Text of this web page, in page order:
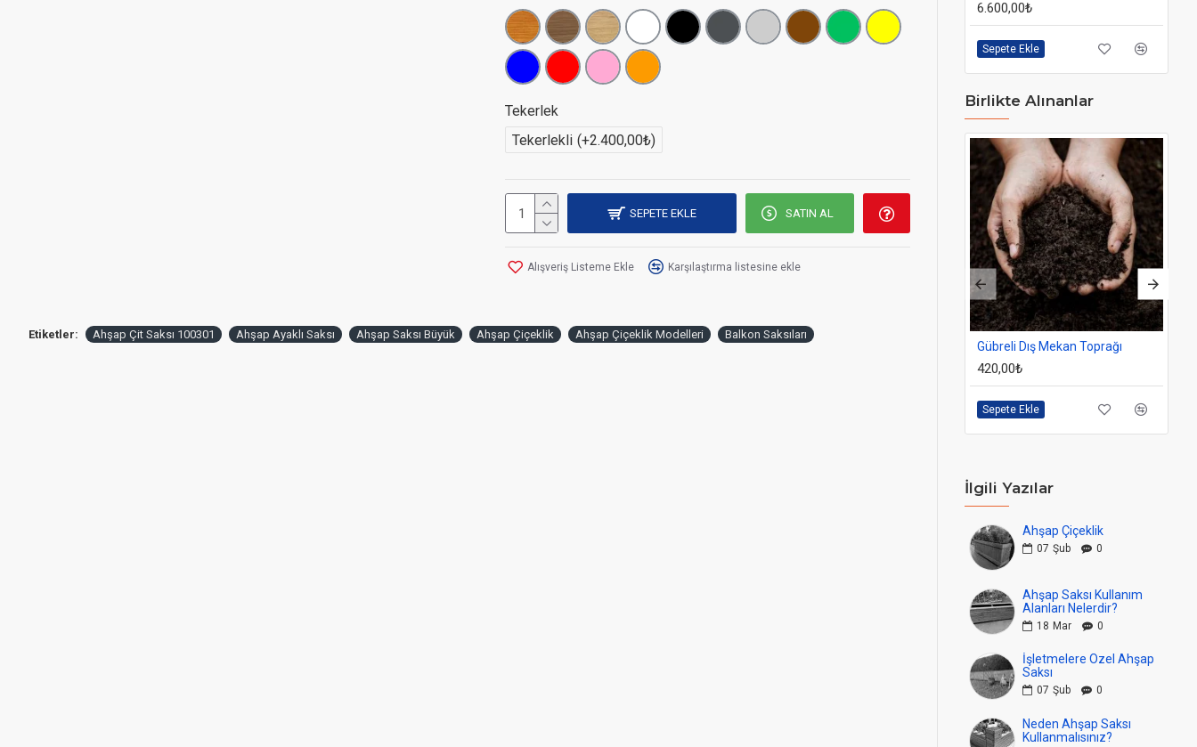
Ölçü: 40x100 h:50
İstediğiniz ölçülerde üretim yapılmaktadır.*
Tekerlek
Tekerlekli (+2.400,00₺)
SEPETE EKLE SATIN AL
Alışveriş Listeme Ekle Karşılaştırma listesine ekle
Etiketler: Ahşap Çit Saksı 100301 Ahşap Ayaklı Saksı Ahşap Saksı Büyük Ahşap Çiçeklik Ahşap Çiçeklik Modelleri Balkon Saksıları
6.600,00₺
Sepete Ekle
Birlikte Alınanlar
Gübreli Dış Mekan Toprağı
420,00₺
Sepete Ekle
İlgili Yazılar
Ahşap Çiçeklik
07 Şub 0
Ahşap Saksı Kullanım
Alanları Nelerdir?
18 Mar 0
İşletmelere Özel Ahşap
Saksı
07 Şub 0
Neden Ahşap Saksı
Kullanmalısınız?